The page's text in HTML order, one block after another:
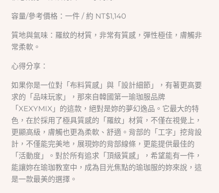
容量/參考價格：一件 / 約 NT$1,140
質地與氣味：羅紋的材質，非常有質感，彈性極佳，膚觸非
常柔軟。
心得分享：
如果你是一位對「布料質感」與「設計細節」，有著更高要
求的「品味玩家」，那來自韓國第一瑜珈服品牌
「XEXYMIX」的這款，絕對是妳的夢幻逸品。它最大的特
色，在於採用了極具質感的「羅紋」材質，不僅在視覺上，
更顯高級，膚觸也更為柔軟、舒適。背部的「工字」挖背設
計，不僅能完美地，展現妳的背部線條，更能提供最佳的
「活動度」。對於所有追求「頂級質感」，希望能有一件，
能讓妳在瑜珈教室中，成為目光焦點的瑜珈服的妳來說，這
是一款最美的選擇。